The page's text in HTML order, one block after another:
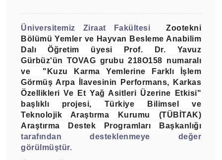
Üniversitemiz Ziraat Fakültesi Zootekni
Bölümü Yemler ve Hayvan Besleme Anabilim
Dalı Öğretim üyesi
Prof. Dr. Yavuz
Gürbüz'ün TOVAG grubu 218O158 numaralı
ve "Kuzu Karma Yemlerine Farklı İşlem
Görmüş Arpa İlavesinin Performans, Karkas
Özellikleri Ve Et Yağ Asitleri Üzerine Etkisi"
başlıklı projesi, Türkiye Bilimsel ve
Teknolojik Araştırma Kurumu (TÜBİTAK)
Araştırma Destek Programları Başkanlığı
tarafından desteklenmeye değer
görülmüştür.